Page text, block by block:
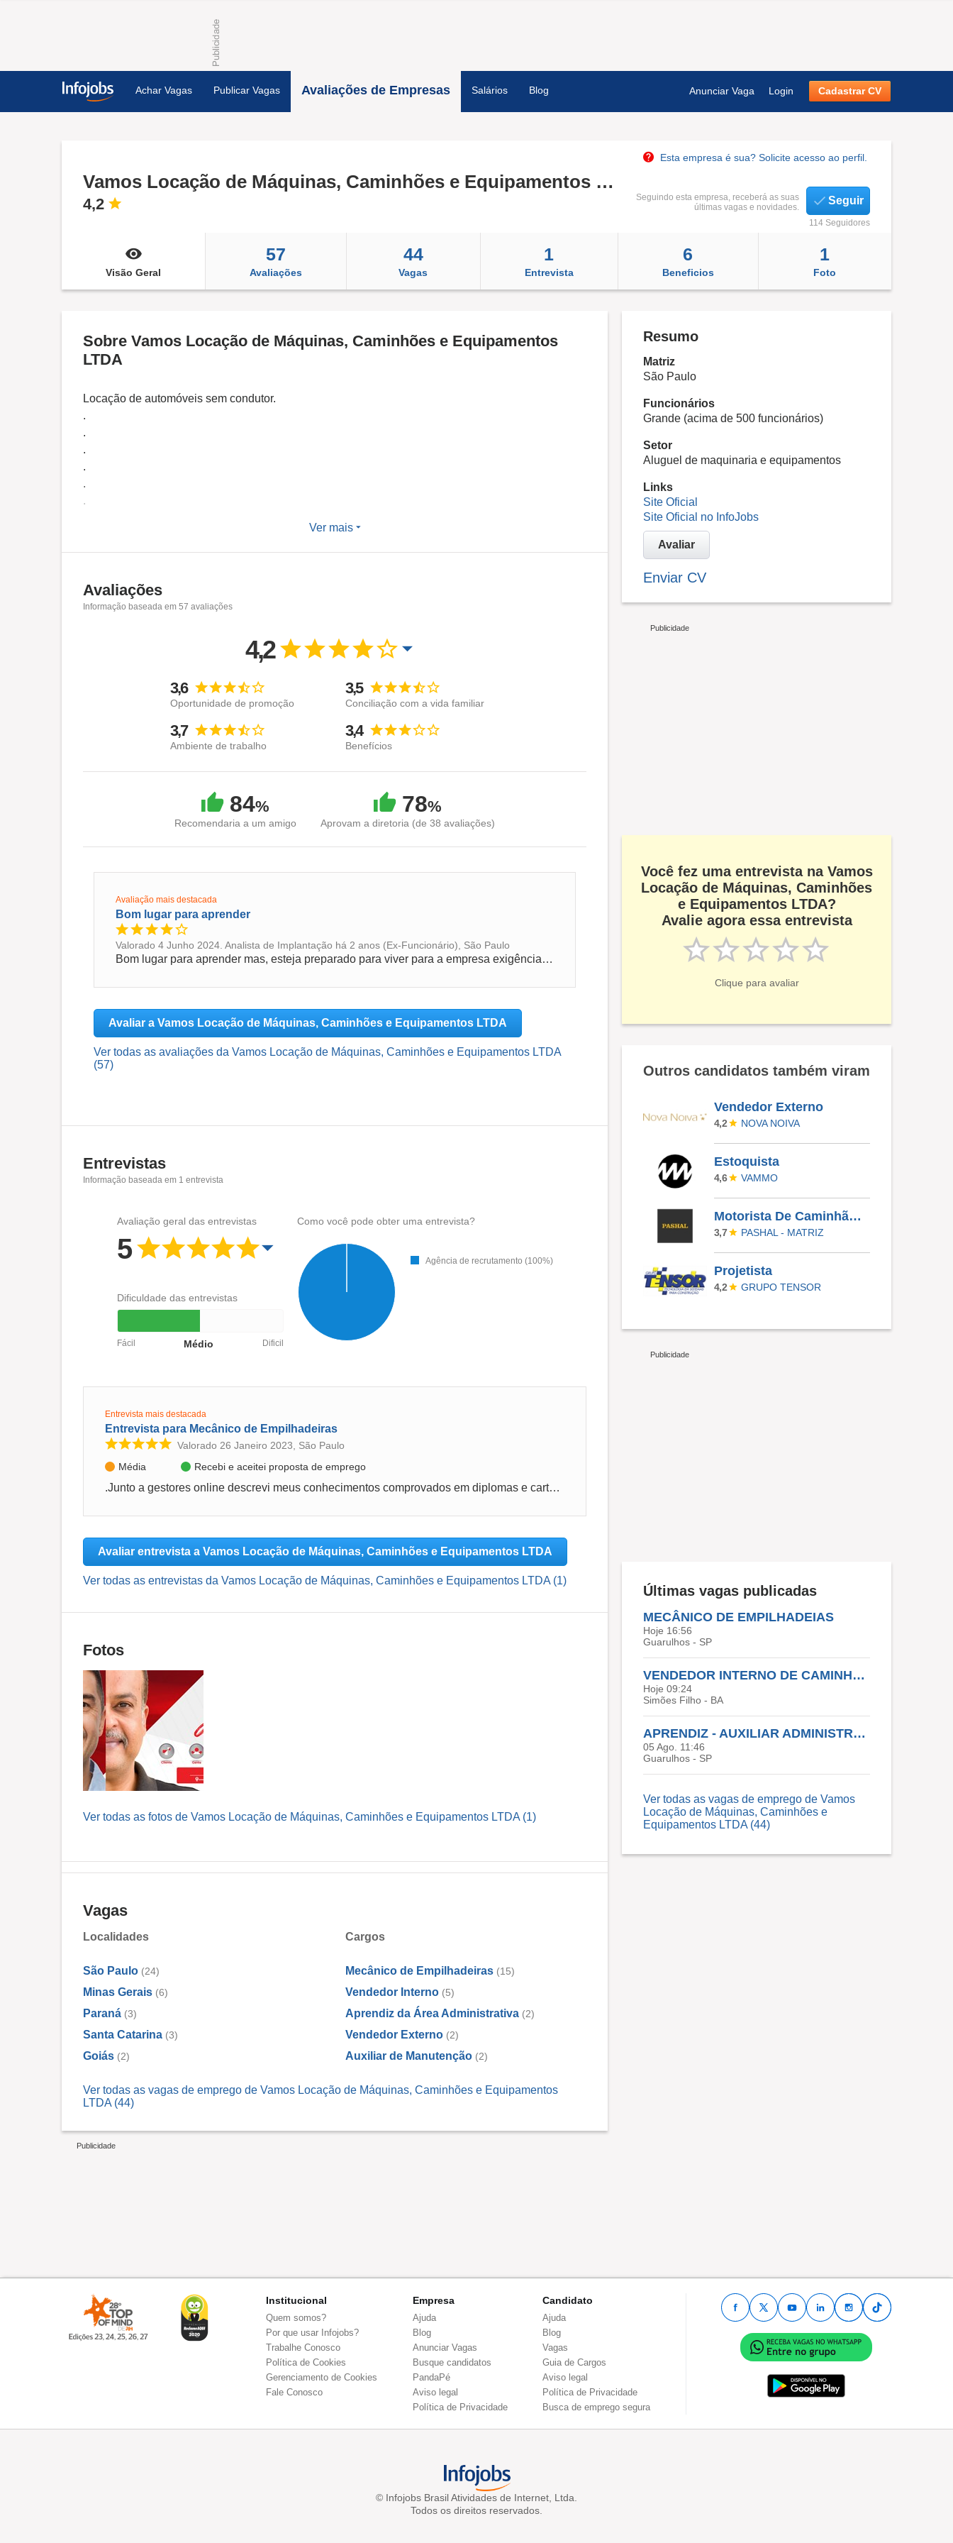
Achar Vagas Publicar Vagas Avaliações de Empresas Salários Blog Anunciar Vaga Login Cadastrar CV
Esta empresa é sua? Solicite acesso ao perfil.
Vamos Locação de Máquinas, Caminhões e Equipamentos LTDA
4,2
Seguindo esta empresa, receberá as suas
últimas vagas e novidades.
Seguir
114 Seguidores
Visão Geral
57
Avaliações
44
Vagas
1
Entrevista
6
Beneficios
1
Foto
Sobre Vamos Locação de Máquinas, Caminhões e Equipamentos
LTDA
Locação de automóveis sem condutor.
.
.
.
.
.
.
.
Ver mais
Avaliações
Informação baseada em 57 avaliações
4,2
3,6
Oportunidade de promoção
3,5
Conciliação com a vida familiar
3,7
Ambiente de trabalho
3,4
Benefícios
84%
Recomendaria a um amigo
78%
Aprovam a diretoria (de 38 avaliações)
Avaliação mais destacada
Bom lugar para aprender
Valorado 4 Junho 2024. Analista de Implantação há 2 anos (Ex-Funcionário), São Paulo
Bom lugar para aprender mas, esteja preparado para viver para a empresa exigências de entregas de metas principalmente no fim do mês é absur...
Avaliar a Vamos Locação de Máquinas, Caminhões e Equipamentos LTDA
Ver todas as avaliações da Vamos Locação de Máquinas, Caminhões e Equipamentos LTDA
(57)
Entrevistas
Informação baseada em 1 entrevista
Avaliação geral das entrevistas
5
Dificuldade das entrevistas
Fácil Médio Dificil
Como você pode obter uma entrevista?
Agência de recrutamento (100%)
Entrevista mais destacada
Entrevista para Mecânico de Empilhadeiras
Valorado 26 Janeiro 2023, São Paulo
Média
Recebi e aceitei proposta de emprego
.Junto a gestores online descrevi meus conhecimentos comprovados em diplomas e carteira de trabalho.
Avaliar entrevista a Vamos Locação de Máquinas, Caminhões e Equipamentos LTDA
Ver todas as entrevistas da Vamos Locação de Máquinas, Caminhões e Equipamentos LTDA (1)
Fotos
Ver todas as fotos de Vamos Locação de Máquinas, Caminhões e Equipamentos LTDA (1)
Vagas
Localidades
São Paulo (24)
Minas Gerais (6)
Paraná (3)
Santa Catarina (3)
Goiás (2)
Cargos
Mecânico de Empilhadeiras (15)
Vendedor Interno (5)
Aprendiz da Área Administrativa (2)
Vendedor Externo (2)
Auxiliar de Manutenção (2)
Ver todas as vagas de emprego de Vamos Locação de Máquinas, Caminhões e Equipamentos
LTDA (44)
Resumo
Matriz
São Paulo
Funcionários
Grande (acima de 500 funcionários)
Setor
Aluguel de maquinaria e equipamentos
Links
Site Oficial
Site Oficial no InfoJobs
Avaliar
Enviar CV
Você fez uma entrevista na Vamos
Locação de Máquinas, Caminhões
e Equipamentos LTDA?
Avalie agora essa entrevista
Clique para avaliar
Outros candidatos também viram
Vendedor Externo
4,2 NOVA NOIVA
Estoquista
4,6 VAMMO
Motorista De Caminhão Truck
3,7 PASHAL - MATRIZ
Projetista
4,2 GRUPO TENSOR
Últimas vagas publicadas
MECÂNICO DE EMPILHADEIAS
Hoje 16:56
Guarulhos - SP
VENDEDOR INTERNO DE CAMINHÃO
Hoje 09:24
Simões Filho - BA
APRENDIZ - AUXILIAR ADMINISTRATIVO
05 Ago. 11:46
Guarulhos - SP
Ver todas as vagas de emprego de Vamos
Locação de Máquinas, Caminhões e
Equipamentos LTDA (44)
Institucional
Quem somos?
Por que usar Infojobs?
Trabalhe Conosco
Política de Cookies
Gerenciamento de Cookies
Fale Conosco
Empresa
Ajuda
Blog
Anunciar Vagas
Busque candidatos
PandaPé
Aviso legal
Política de Privacidade
Candidato
Ajuda
Blog
Vagas
Guia de Cargos
Aviso legal
Política de Privacidade
Busca de emprego segura
© Infojobs Brasil Atividades de Internet, Ltda.
Todos os direitos reservados.